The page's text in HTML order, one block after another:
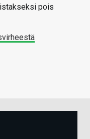
pois